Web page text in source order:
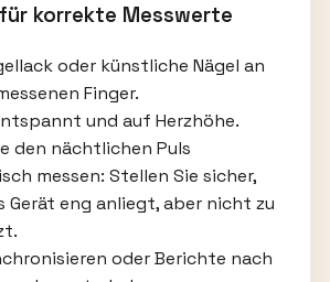
korrekte Messwerte
oder künstliche Nägel an
Finger.
und auf Herzhöhe.
den nächtlichen Puls
messen: Stellen Sie sicher,
Gerät eng anliegt, aber nicht zu
oder Berichte nach